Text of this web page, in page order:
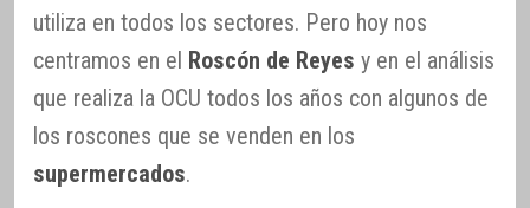
utiliza en todos los sectores. Pero hoy nos
centramos en el Roscón de Reyes y en el análisis
que realiza la OCU todos los años con algunos de
los roscones que se venden en los
supermercados.